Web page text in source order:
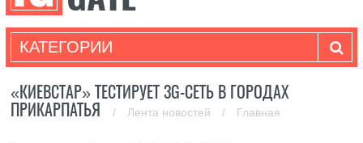
КАТЕГОРИИ
«КИЕВСТАР» ТЕСТИРУЕТ 3G-СЕТЬ В ГОРОДАХ
ПРИКАРПАТЬЯ
/ Лента новостей / Главная